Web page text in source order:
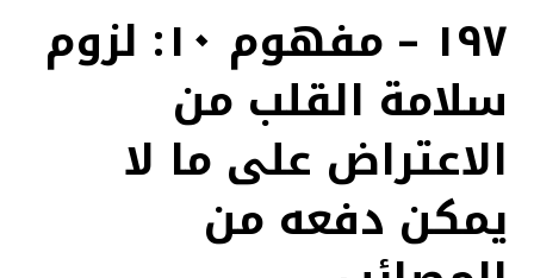
١٩٧ – مفهوم ١٠: لزوم
سلامة القلب من
الاعتراض على ما لا
يمكن دفعه من